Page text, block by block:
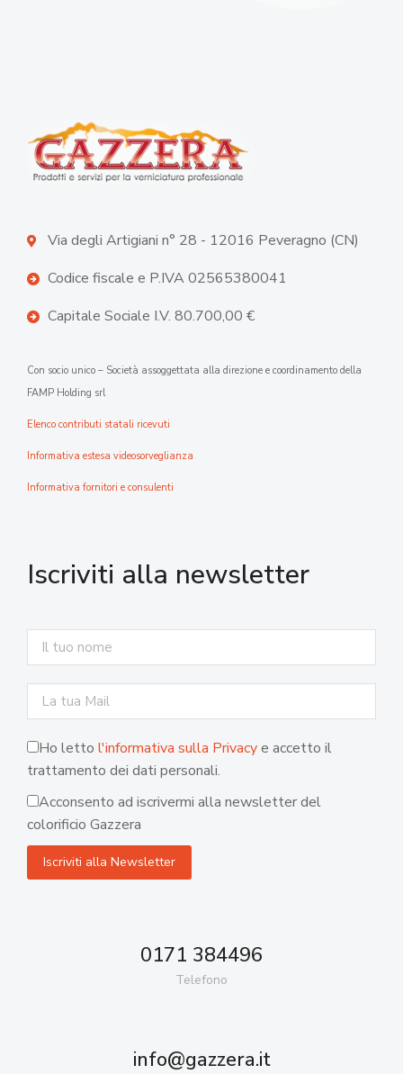
Via degli Artigiani n° 28 - 12016 Peveragno (CN)
Codice fiscale e P.IVA 02565380041
Capitale Sociale I.V. 80.700,00 €
Con socio unico – Società assoggettata alla direzione e coordinamento della
FAMP Holding srl
Elenco contributi statali ricevuti
Informativa estesa videosorveglianza
Informativa fornitori e consulenti
Iscriviti alla newsletter
Ho letto l'informativa sulla Privacye accetto il
trattamento dei dati personali.
Acconsento ad iscrivermi alla newsletter del
colorificio Gazzera
0171 384496
Telefono
info@gazzera.it